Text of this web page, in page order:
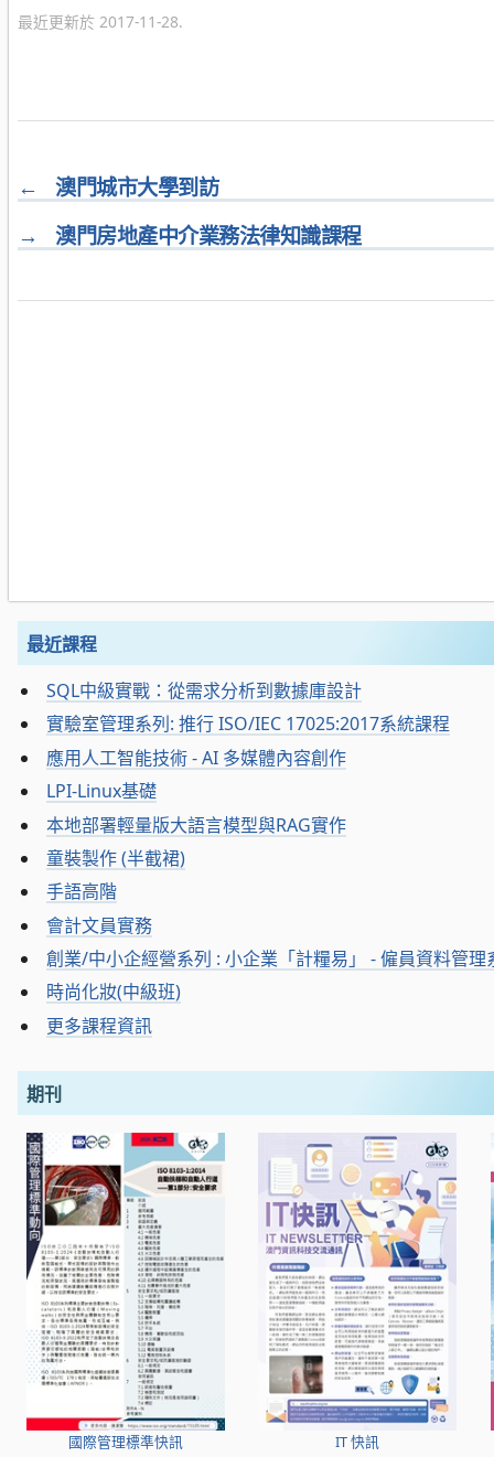
最近更新於 2017-11-28.
←
澳門城市大學到訪
→
澳門房地產中介業務法律知識課程
最近課程
SQL中級實戰：從需求分析到數據庫設計
實驗室管理系列: 推行 ISO/IEC 17025:2017系統課程
應用人工智能技術 - AI 多媒體內容創作
LPI-Linux基礎
本地部署輕量版大語言模型與RAG實作
童裝製作 (半截裙)
手語高階
會計文員實務
創業/中小企經營系列 : 小企業「計糧易」 - 僱員資料管理
時尚化妝(中級班)
更多課程資訊
期刊
國際管理標準快訊 IT 快訊